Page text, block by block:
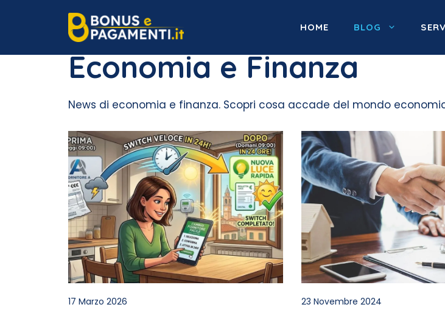
HOME BLOG
Economia e Finanza
News di economia e finanza. Scopri cosa accade del mondo
17 Marzo 2026 23 Novembre 2024